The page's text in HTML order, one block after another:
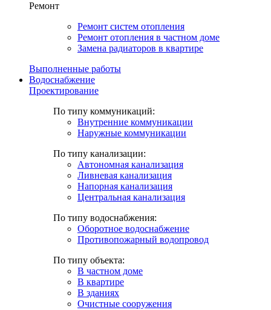
Ремонт
Ремонт систем отопления
Ремонт отопления в частном доме
Замена радиаторов в квартире
Выполненные работы
Водоснабжение
Проектирование
По типу коммуникаций:
Внутренние коммуникации
Наружные коммуникации
По типу канализации:
Автономная канализация
Ливневая канализация
Напорная канализация
Центральная канализация
По типу водоснабжения:
Оборотное водоснабжение
Противопожарный водопровод
По типу объекта:
В частном доме
В квартире
В зданиях
Очистные сооружения